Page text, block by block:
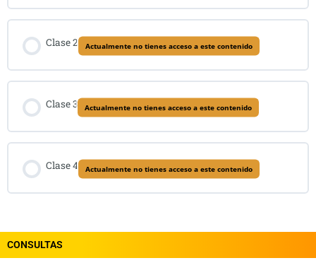
Clase 2 Actualmente no tienes acceso a este contenido
Clase 3 Actualmente no tienes acceso a este contenido
Clase 4 Actualmente no tienes acceso a este contenido
CONSULTAS